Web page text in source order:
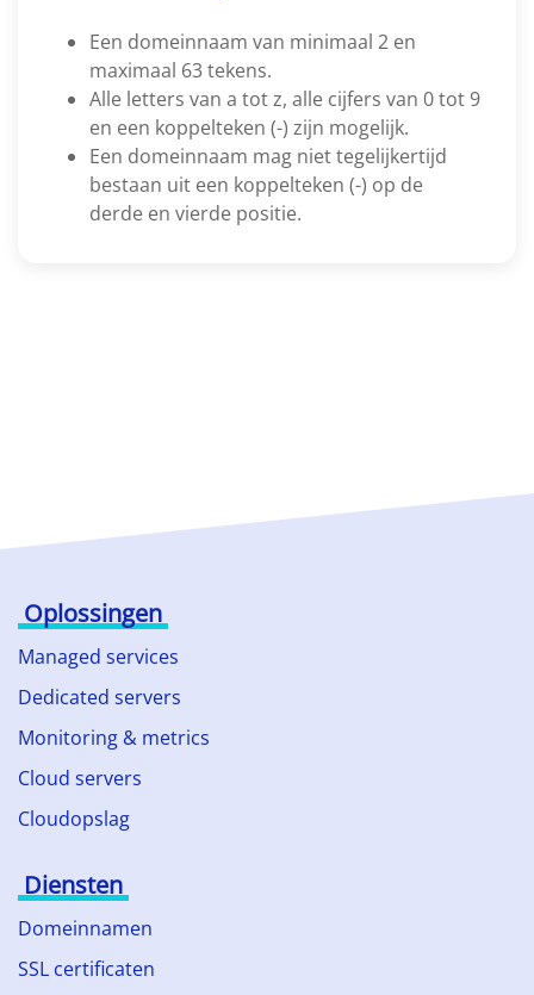
Een domeinnaam van minimaal 2 en
maximaal 63 tekens.
Alle letters van a tot z, alle cijfers van 0 tot 9
en een koppelteken (-) zijn mogelijk.
Een domeinnaam mag niet tegelijkertijd
bestaan uit een koppelteken (-) op de
derde en vierde positie.
Oplossingen
Managed services
Dedicated servers
Monitoring & metrics
Cloud servers
Cloudopslag
Diensten
Domeinnamen
SSL certificaten